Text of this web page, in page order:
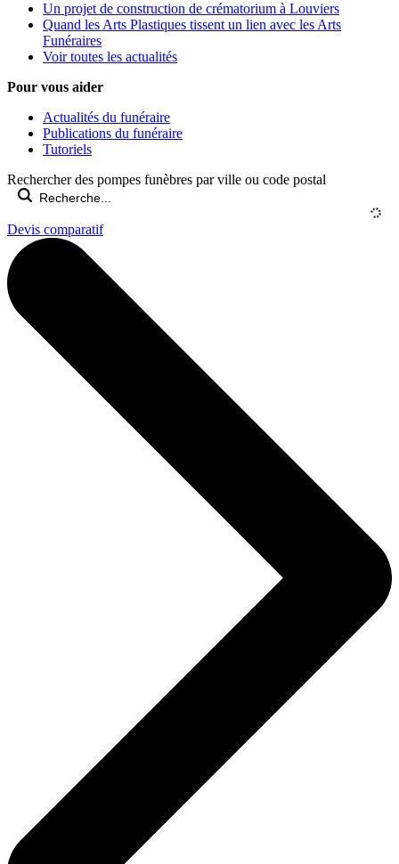
Un projet de construction de crématorium à Louviers
Quand les Arts Plastiques tissent un lien avec les Arts
Funéraires
Voir toutes les actualités
Pour vous aider
Actualités du funéraire
Publications du funéraire
Tutoriels
Rechercher des pompes funèbres par ville ou code postal
Devis comparatif